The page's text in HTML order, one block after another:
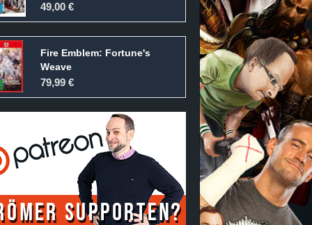
49,00 €
Fire Emblem: Fortune's
Weave
79,99 €